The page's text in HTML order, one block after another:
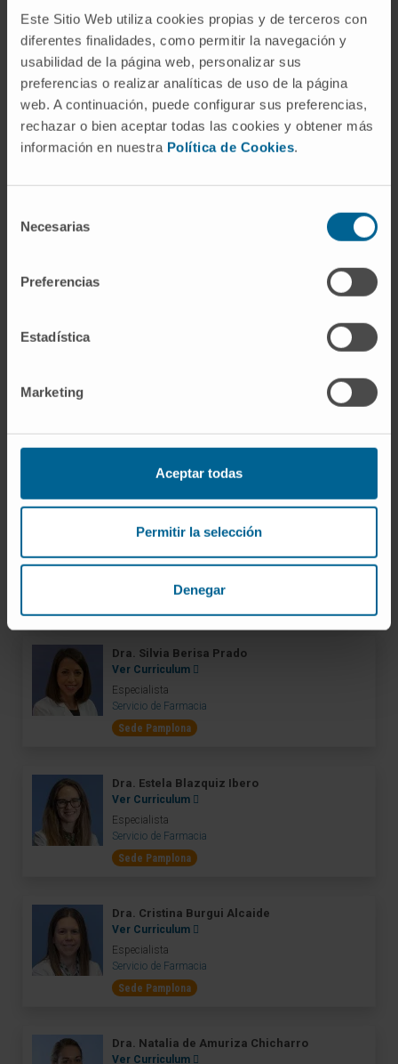
Este Sitio Web utiliza cookies propias y de terceros con
diferentes finalidades, como permitir la navegación y
usabilidad de la página web, personalizar sus
preferencias o realizar analíticas de uso de la página
web. A continuación, puede configurar sus preferencias,
rechazar o bien aceptar todas las cookies y obtener más
información en nuestra Política de Cookies.
Necesarias
Preferencias
Estadística
Marketing
Aceptar todas
Permitir la selección
Denegar
Ver Curriculum
Especialista
Servicio de Farmacia
Sede Pamplona
Dra. Azucena Aldaz Pastor
Ver Curriculum
Servicio de Farmacia
Servicio de Farmacia
Sede Pamplona
Dra. Emma Bartolomé García
Ver Curriculum
Especialista
Sede Madrid
Dra. Silvia Berisa Prado
Ver Curriculum
Especialista
Servicio de Farmacia
Sede Pamplona
Dra. Estela Blazquiz Ibero
Ver Curriculum
Especialista
Servicio de Farmacia
Sede Pamplona
Dra. Cristina Burgui Alcaide
Ver Curriculum
Especialista
Servicio de Farmacia
Sede Pamplona
Dra. Natalia de Amuriza Chicharro
Ver Curriculum